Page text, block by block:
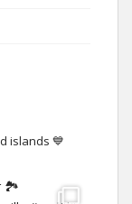
islands 💙